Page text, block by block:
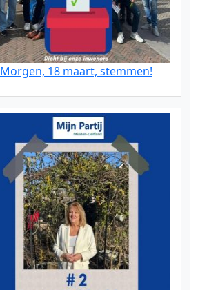
Morgen, 18 maart, stemmen!